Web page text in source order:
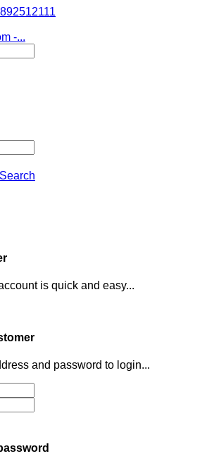
is quick and easy...
and password to login...